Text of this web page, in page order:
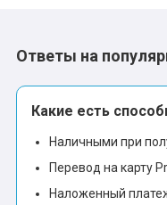
Ответы на
Какие есть
Наличными при
Перевод на карту
Наложенный